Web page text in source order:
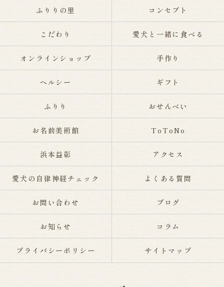
ふりりの里 コンセプト
こだわり 愛犬と一緒に食べる
オンラインショップ 手作り
ヘルシー ギフト
ふりり おせんべい
お名前美術館 ToToNo
浜本益彰 アクセス
愛犬の自律神経チェック よくある質問
お問い合わせ ブログ
お知らせ コラム
プライバシーポリシー サイトマップ